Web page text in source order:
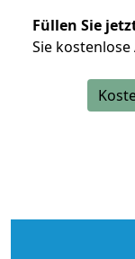
Füllen Sie
Sie